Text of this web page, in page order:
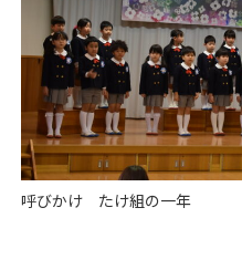
呼びかけ たけ組の一年